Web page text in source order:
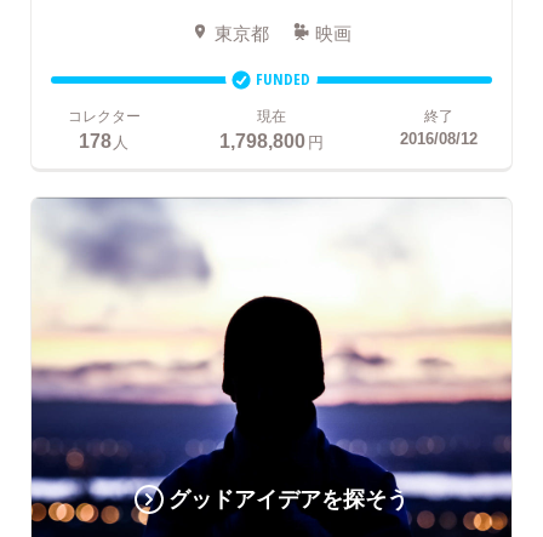
東京都 映画
FUNDED
コレクター
178人
現在
1,798,800円
終了
2016/08/12
グッドアイデアを探そう